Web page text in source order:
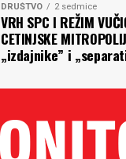
DRUŠTVO 2 sedmice
VRH SPC I REŽIM
CETINJSKE
„izdajnike” i